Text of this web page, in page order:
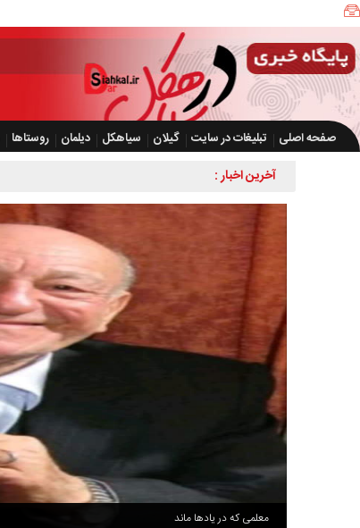
صفحه اصلی تبلیغات در سایت گیلان سیاهکل دیلمان روستاها
آخرین اخبار :
معلمی که در یادها ماند